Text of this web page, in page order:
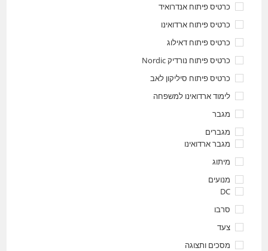
כרטיס פיתוח אנדרואיד
כרטיס פיתוח ארדואינו
כרטיס פיתוח דאילוג
כרטיס פיתוח נורדיק Nordic
כרטיס פיתוח סיליקון לאב
לימוד ארדואינו למשפחה
מגבר
מגברים
מגבר ארדואינו
מיתוג
מנועים
DC
סרבו
צעד
מסכים ותצוגה